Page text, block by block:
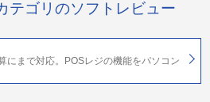
テゴリのソフトレビュー
にまで対応。POSレジの機能をパソコン